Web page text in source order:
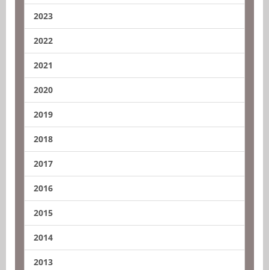
2023
2022
2021
2020
2019
2018
2017
2016
2015
2014
2013